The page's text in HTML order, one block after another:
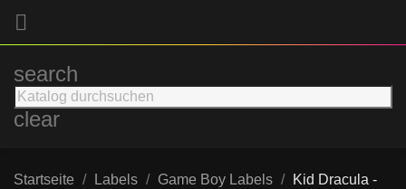

search
clear
Startseite Labels Game Boy Labels
Kid Dracula -